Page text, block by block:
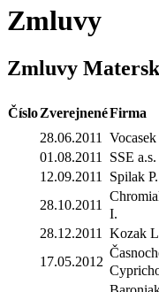
Zmluvy
Zmluvy
ČísloZverejnené
28.06.2011
Vocasek
01.08.2011
SSE a.s.
12.09.2011
Spilak P.
28.10.2011
I.
28.12.2011
Kozak
17.05.2012